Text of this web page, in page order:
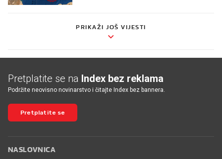
PRIKAŽI JOŠ VIJESTI
Pretplatite se na Index bez reklama
Podržite neovisno novinarstvo i čitajte Index bez bannera.
Pretplatite se
NASLOVNICA